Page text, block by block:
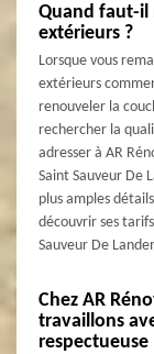
Quand faut-il
extérieurs ?
Lorsque vous
extérieurs
renouveler la
rechercher la
adresser à AR
Saint Sauveur De
plus amples
découvrir ses
Sauveur De
Chez AR
travaillons
respectueuse